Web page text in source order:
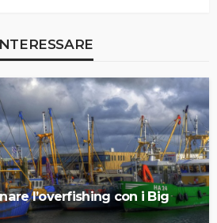
l’overfishing con i Big